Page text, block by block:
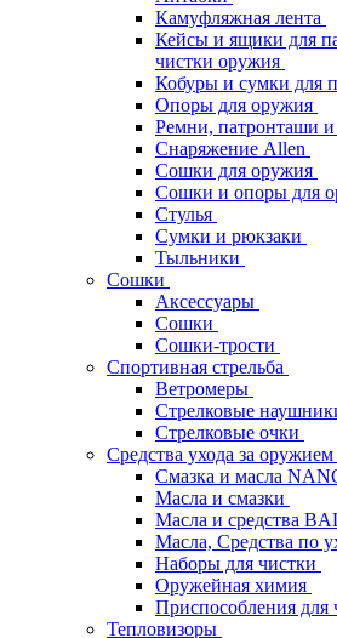
Камуфляжная лента
Кейсы и ящики для
чистки оружия
Кобуры и сумки для
Опоры для оружия
Ремни, патронташи
Снаряжение Allen
Сошки для оружия
Сошки и опоры для
Стулья
Сумки и рюкзаки
Тыльники
Сошки
Аксессуары
Сошки
Сошки-трости
Спортивная стрельба
Ветромеры
Стрелковые
Стрелковые очки
Средства ухода за оружием
Смазка и масла
Масла и смазки
Масла и средства
Масла, Средства по
Наборы для чистки
Оружейная химия
Приспособления для
Тепловизоры